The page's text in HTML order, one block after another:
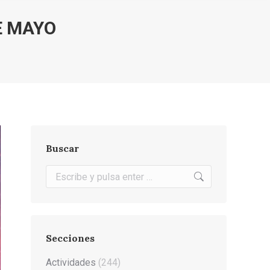
MAYO
Buscar
Buscar:
Secciones
Actividades (244)